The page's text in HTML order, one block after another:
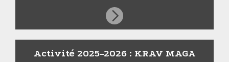
Activité 2025-2026 : KRAV MAGA